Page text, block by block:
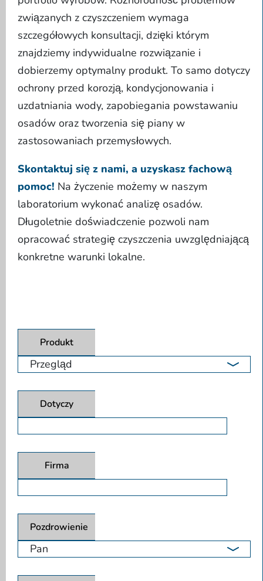
związanych z czyszczeniem wymaga
szczegółowych konsultacji, dzięki którym
znajdziemy indywidualne rozwiązanie i
dobierzemy optymalny produkt. To samo dotyczy
ochrony przed korozją, kondycjonowania i
uzdatniania wody, zapobiegania powstawaniu
osadów oraz tworzenia się piany w
zastosowaniach przemysłowych.
Skontaktuj się z nami, a uzyskasz fachową
pomoc! Na życzenie możemy w naszym
laboratorium wykonać analizę osadów.
Długoletnie doświadczenie pozwoli nam
opracować strategię czyszczenia uwzględniającą
konkretne warunki lokalne.
Produkt
Dotyczy
Firma
Pozdrowienie